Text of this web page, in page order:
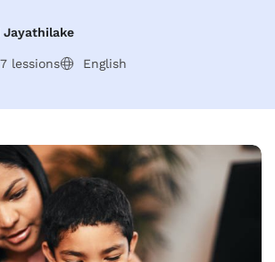
Jayathilake
7 lessions English